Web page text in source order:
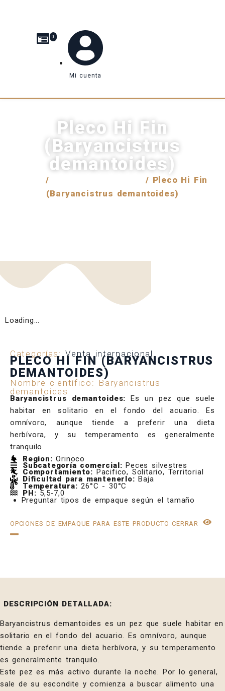
0
Mi cuenta
Pleco Hi Fin
(Baryancistrus
demantoides)
/
/ Pleco Hi Fin
(Baryancistrus demantoides)
Loading...
Categorías:Venta internacional
PLECO HI FIN (BARYANCISTRUS
DEMANTOIDES)
Nombre científico: Baryancistrus
demantoides
Baryancistrus demantoides: Es un pez que suele
habitar en solitario en el fondo del acuario. Es
omnívoro, aunque tiende a preferir una dieta
herbívora, y su temperamento es generalmente
tranquilo
Region:Orinoco
Subcategoría comercial:Peces silvestres
Comportamiento: Pacifico, Solitario, Territorial
Dificultad para mantenerlo: Baja
Temperatura: 26°C - 30°C
PH: 5,5-7,0
Preguntar tipos de empaque según el tamaño
OPCIONES DE EMPAQUE PARA ESTE PRODUCTOCERRAR
DESCRIPCIÓN DETALLADA:
Baryancistrus demantoides es un pez que suele habitar en
solitario en el fondo del acuario. Es omnívoro, aunque
tiende a preferir una dieta herbívora, y su temperamento
es generalmente tranquilo.
Este pez es más activo durante la noche. Por lo general,
sale de su escondite y comienza a buscar alimento una